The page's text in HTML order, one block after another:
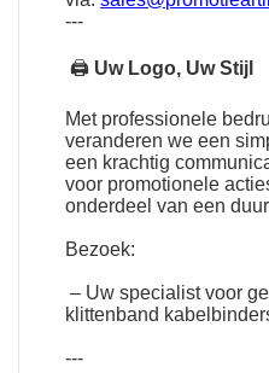
---
🖨 Uw Logo, Uw Stijl
Met professionele
veranderen we een
een krachtig
voor promotionele
onderdeel van een
Bezoek:
– Uw specialist voor
klittenband
---